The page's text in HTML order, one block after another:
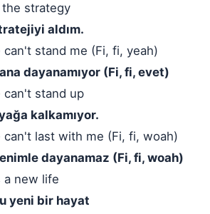
the strategy
aldım.
can't stand me (Fi, fi, yeah)
dayanamıyor (Fi, fi, evet)
can't stand up
kalkamıyor.
can't last with me (Fi, fi, woah)
dayanamaz (Fi, fi, woah)
a new life
yeni bir hayat